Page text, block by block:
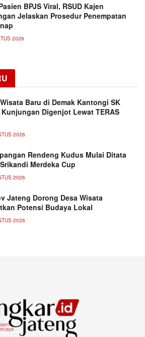
BPJS Viral, RSUD Kajen
Jelaskan Prosedur Penempatan
2026
Baru di Demak Kantongi SK
Digenjot Lewat TERAS
2026
Rendeng Kudus Mulai Ditata
Merdeka Cup
2026
Jateng Dorong Desa Wisata
Potensi Budaya Lokal
2026